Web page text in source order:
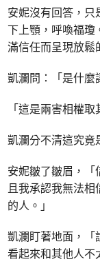
安妮沒有回答，
下上顎，呼喚福瓊
滿信任而呈現放鬆
凱瀾問：「是什麼
「這是兩害相權取
凱瀾分不清這究竟
安妮皺了皺眉，
且我承認我無法
的人。」
凱瀾盯著地面，「
看起來和其他人不